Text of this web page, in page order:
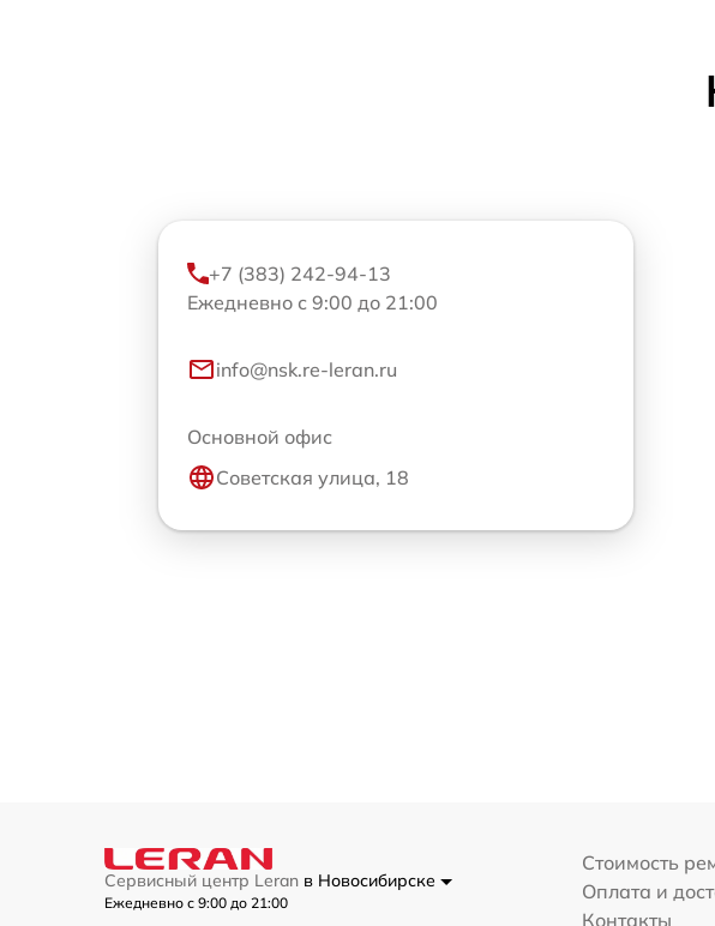
+7 (383) 242-94-13
Ежедневно с 9:00 до 21:00
info@nsk.re-leran.ru
Основной офис
Советская улица, 18
Сервисный центр Leran в Новосибирске
Ежедневно с 9:00 до 21:00
Стоимость
Оплата и
Контакты